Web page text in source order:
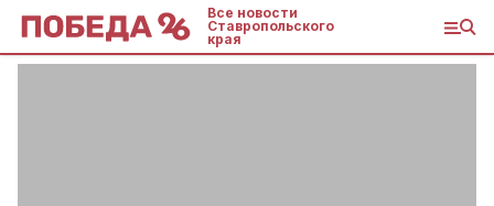
Все новости
Ставропольского
края